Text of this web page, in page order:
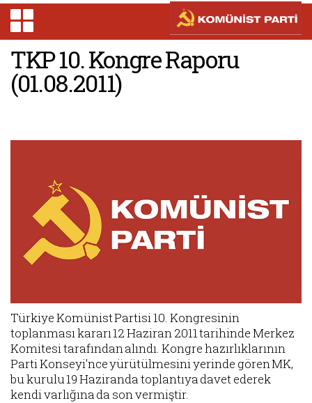
TKP 10. Kongre Raporu
(01.08.2011)
Türkiye Komünist Partisi 10. Kongresinin
toplanması kararı 12 Haziran 2011 tarihinde Merkez
Komitesi tarafından alındı. Kongre hazırlıklarının
Parti Konseyi'nce yürütülmesini yerinde gören MK,
bu kurulu 19 Haziranda toplantıya davet ederek
kendi varlığına da son vermiştir.